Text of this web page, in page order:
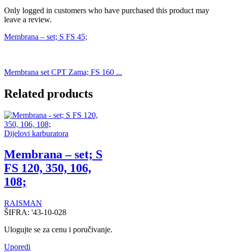
Only logged in customers who have purchased this product may
leave a review.
Membrana – set; S FS 45;
Membrana set CPT Zama; FS 160 ...
Related products
Dijelovi karburatora
Membrana – set; S
FS 120, 350, 106,
108;
RAISMAN
ŠIFRA: '43-10-028
Ulogujte se za cenu i poručivanje.
Uporedi